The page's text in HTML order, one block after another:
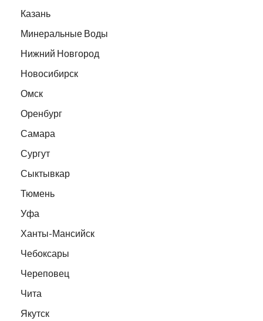
Казань
Минеральные Воды
Нижний Новгород
Новосибирск
Омск
Оренбург
Самара
Сургут
Сыктывкар
Тюмень
Уфа
Ханты-Мансийск
Чебоксары
Череповец
Чита
Якутск